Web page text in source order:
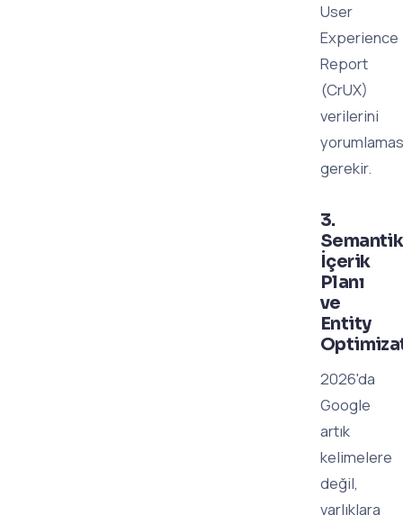
User
Experience
Report
(CrUX)
verilerini
gerekir.
3.
Semantik
İçerik
Planı
ve
Entity
2026'da
Google
artık
kelimelere
değil,
varlıklara